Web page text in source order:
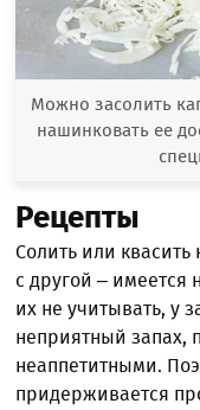
Можно засолить
нашинковать ее
Рецепты
Солить или квасить
с другой – имеется
их не учитывать, у
неприятный запах,
неаппетитными.
придерживается